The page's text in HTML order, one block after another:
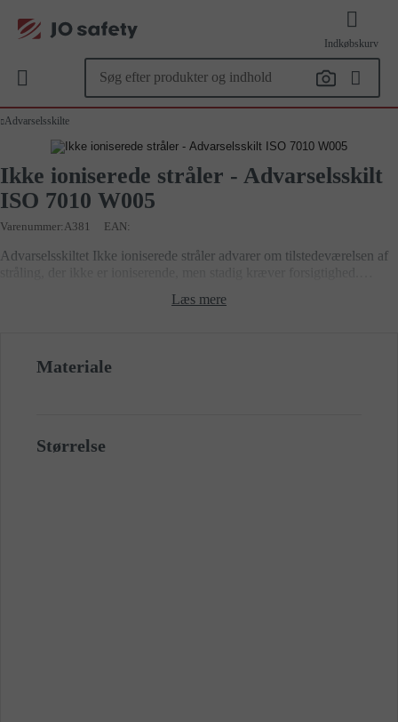
Indkøbskurv
Advarselsskilte
Ikke ioniserede stråler - Advarselsskilt
ISO 7010 W005
Varenummer A381 EAN:
Advarselsskiltet Ikke ioniserede stråler advarer om tilstedeværelsen af
Læs mere
Materiale
Størrelse